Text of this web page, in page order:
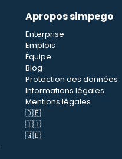
Apropos simpego
Enterprise
Emplois
Équipe
Blog
Protection des données
Informations légales
Mentions légales
🇩🇪
🇮🇹
🇬🇧